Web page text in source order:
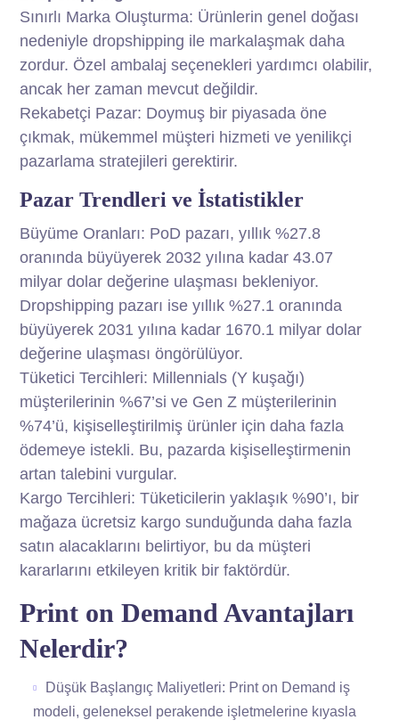
Sınırlı Marka Oluşturma: Ürünlerin genel doğası
nedeniyle dropshipping ile markalaşmak daha
zordur. Özel ambalaj seçenekleri yardımcı olabilir,
ancak her zaman mevcut değildir.
Rekabetçi Pazar: Doymuş bir piyasada öne
çıkmak, mükemmel müşteri hizmeti ve yenilikçi
pazarlama stratejileri gerektirir.
Pazar Trendleri ve İstatistikler
Büyüme Oranları: PoD pazarı, yıllık %27.8
oranında büyüyerek 2032 yılına kadar 43.07
milyar dolar değerine ulaşması bekleniyor.
Dropshipping pazarı ise yıllık %27.1 oranında
büyüyerek 2031 yılına kadar 1670.1 milyar dolar
değerine ulaşması öngörülüyor.
Tüketici Tercihleri: Millennials (Y kuşağı)
müşterilerinin %67’si ve Gen Z müşterilerinin
%74’ü, kişiselleştirilmiş ürünler için daha fazla
ödemeye istekli. Bu, pazarda kişiselleştirmenin
artan talebini vurgular.
Kargo Tercihleri: Tüketicilerin yaklaşık %90’ı, bir
mağaza ücretsiz kargo sunduğunda daha fazla
satın alacaklarını belirtiyor, bu da müşteri
kararlarını etkileyen kritik bir faktördür.
Print on Demand Avantajları
Nelerdir?
Düşük Başlangıç Maliyetleri: Print on Demand iş
modeli, geleneksel perakende işletmelerine kıyasla